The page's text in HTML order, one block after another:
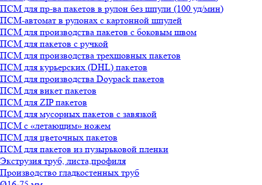
ПСМ для пр-ва пакетов в рулон без шпули (100 уд/мин)
ПСМ-автомат в рулонах с картонной шпулей
ПСМ для производства пакетов с боковым швом
ПСМ для пакетов с ручкой
ПСМ для производства трехшовных пакетов
ПСМ для курьерских (DHL) пакетов
ПСМ для производства Doypack пакетов
ПСМ для викет пакетов
ПСМ для ZIP пакетов
ПСМ для мусорных пакетов с завязкой
ПСМ с «летающим» ножем
ПСМ для цветочных пакетов
ПСМ для пакетов из пузырьковой пленки
Экструзия труб, листа,профиля
Производство гладкостенных труб